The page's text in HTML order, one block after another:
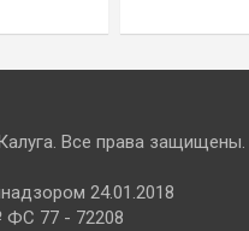
Все права защищены.
24.01.2018
77 - 72208